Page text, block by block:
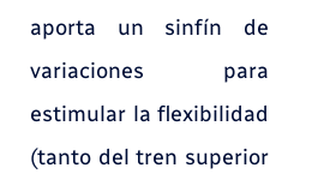
aporta un sinfín de
variaciones para
estimular la flexibilidad
(tanto del tren superior